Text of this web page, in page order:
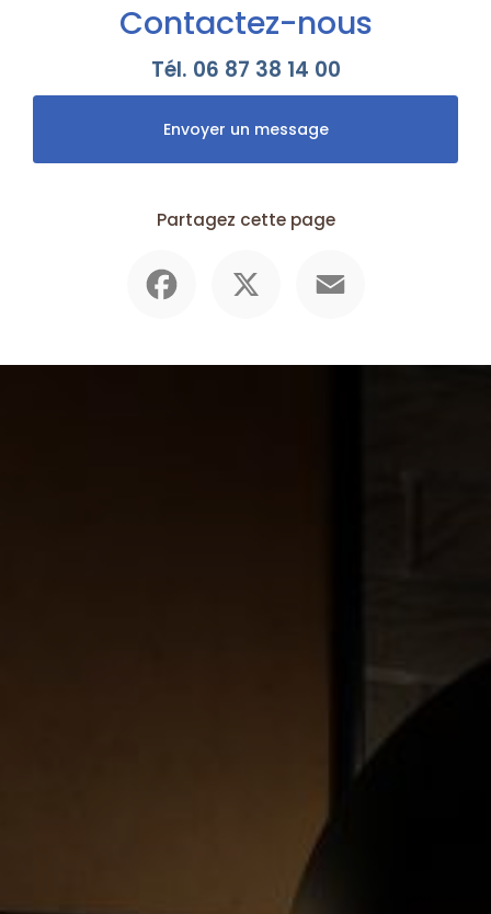
Contactez-nous
Tél. 06 87 38 14 00
Envoyer un message
Partagez cette page